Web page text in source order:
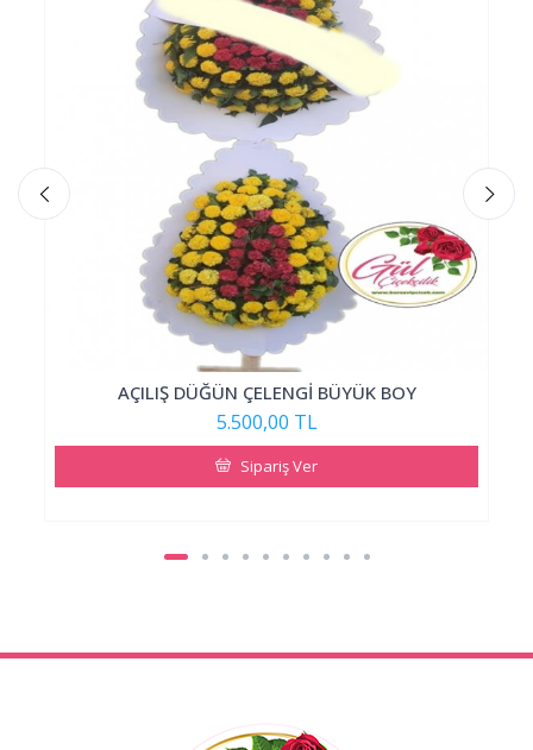
AÇILIŞ DÜĞÜN ÇELENGİ BÜYÜK BOY
5.500,00 TL
Sipariş Ver